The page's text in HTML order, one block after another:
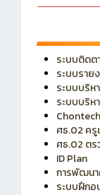
ระบบติดต
ระบบราย
ระบบบริห
ระบบบริห
ศธ.02 ครู
ศธ.02 ตร
ID Plan
การพัฒนา
ระบบฝึกอ